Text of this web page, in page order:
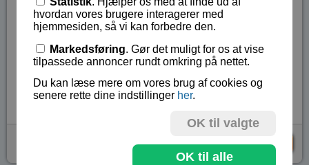
Sættet indeholder 280 dele inklusiv nødvendigt
værktøj samt billed samlingsvejledning.
Alder fra 8 - 99 år.
Lagerstatus:
Vare nr.:EIT-00281
KØB
hvordan vores brugere interagerer med
hjemmesiden, så vi kan forbedre den.
Markedsføring. Gør det muligt for os at vise
tilpassede annoncer rundt omkring på nettet.
Du kan læse mere om vores brug af cookies og
senere rette dine indstillinger her.
OK til valgte
OK til alle